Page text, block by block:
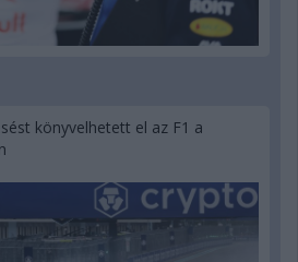
könyvelhetett el az F1 a